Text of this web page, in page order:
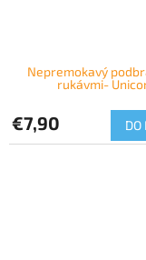
Nepremokavý
rukávmi-
€7,90 DO